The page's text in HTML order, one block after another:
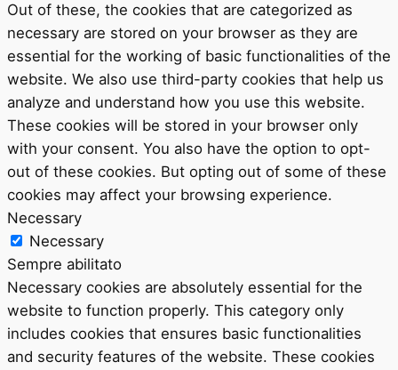
Out of these, the cookies that are categorized as
necessary are stored on your browser as they are
essential for the working of basic functionalities of the
website. We also use third-party cookies that help us
analyze and understand how you use this website.
These cookies will be stored in your browser only
with your consent. You also have the option to opt-
out of these cookies. But opting out of some of these
cookies may affect your browsing experience.
Necessary
Necessary
Sempre abilitato
Necessary cookies are absolutely essential for the
website to function properly. This category only
includes cookies that ensures basic functionalities
and security features of the website. These cookies